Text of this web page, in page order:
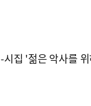
-시집 '젊은 악사를